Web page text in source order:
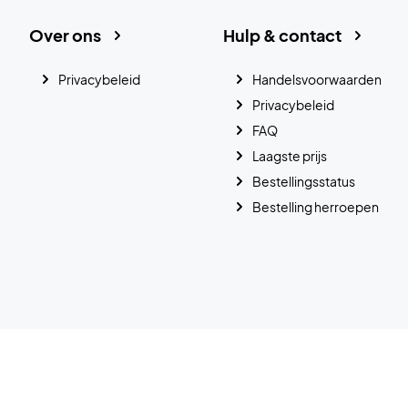
Hulp & contact
Handelsvoorwaarden
Privacybeleid
FAQ
Laagste prijs
Bestellingsstatus
Bestelling herroepen
Over ons
Privacybeleid